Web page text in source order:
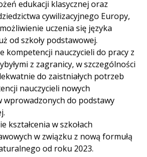
edukacji klasycznej oraz
cywilizacyjnego Europy,
uczenia się języka
od szkoły podstawowej.
kompetencji nauczycieli do pracy z
z zagranicy, w szczególności
do zaistniałych potrzeb
nauczycieli nowych
wprowadzonych do podstawy
kształcenia w szkołach
w związku z nową formułą
od roku 2023.